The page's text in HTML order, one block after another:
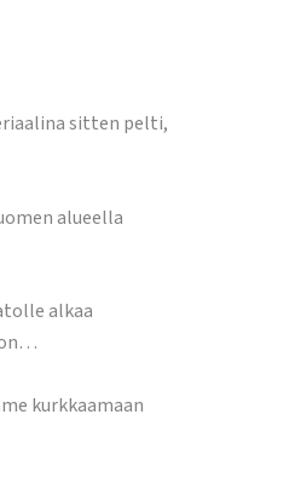
sitten pelti,
alueella
alkaa
kurkkaamaan